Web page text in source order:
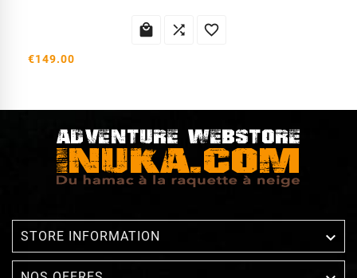
  
€149.00
STORE INFORMATION 